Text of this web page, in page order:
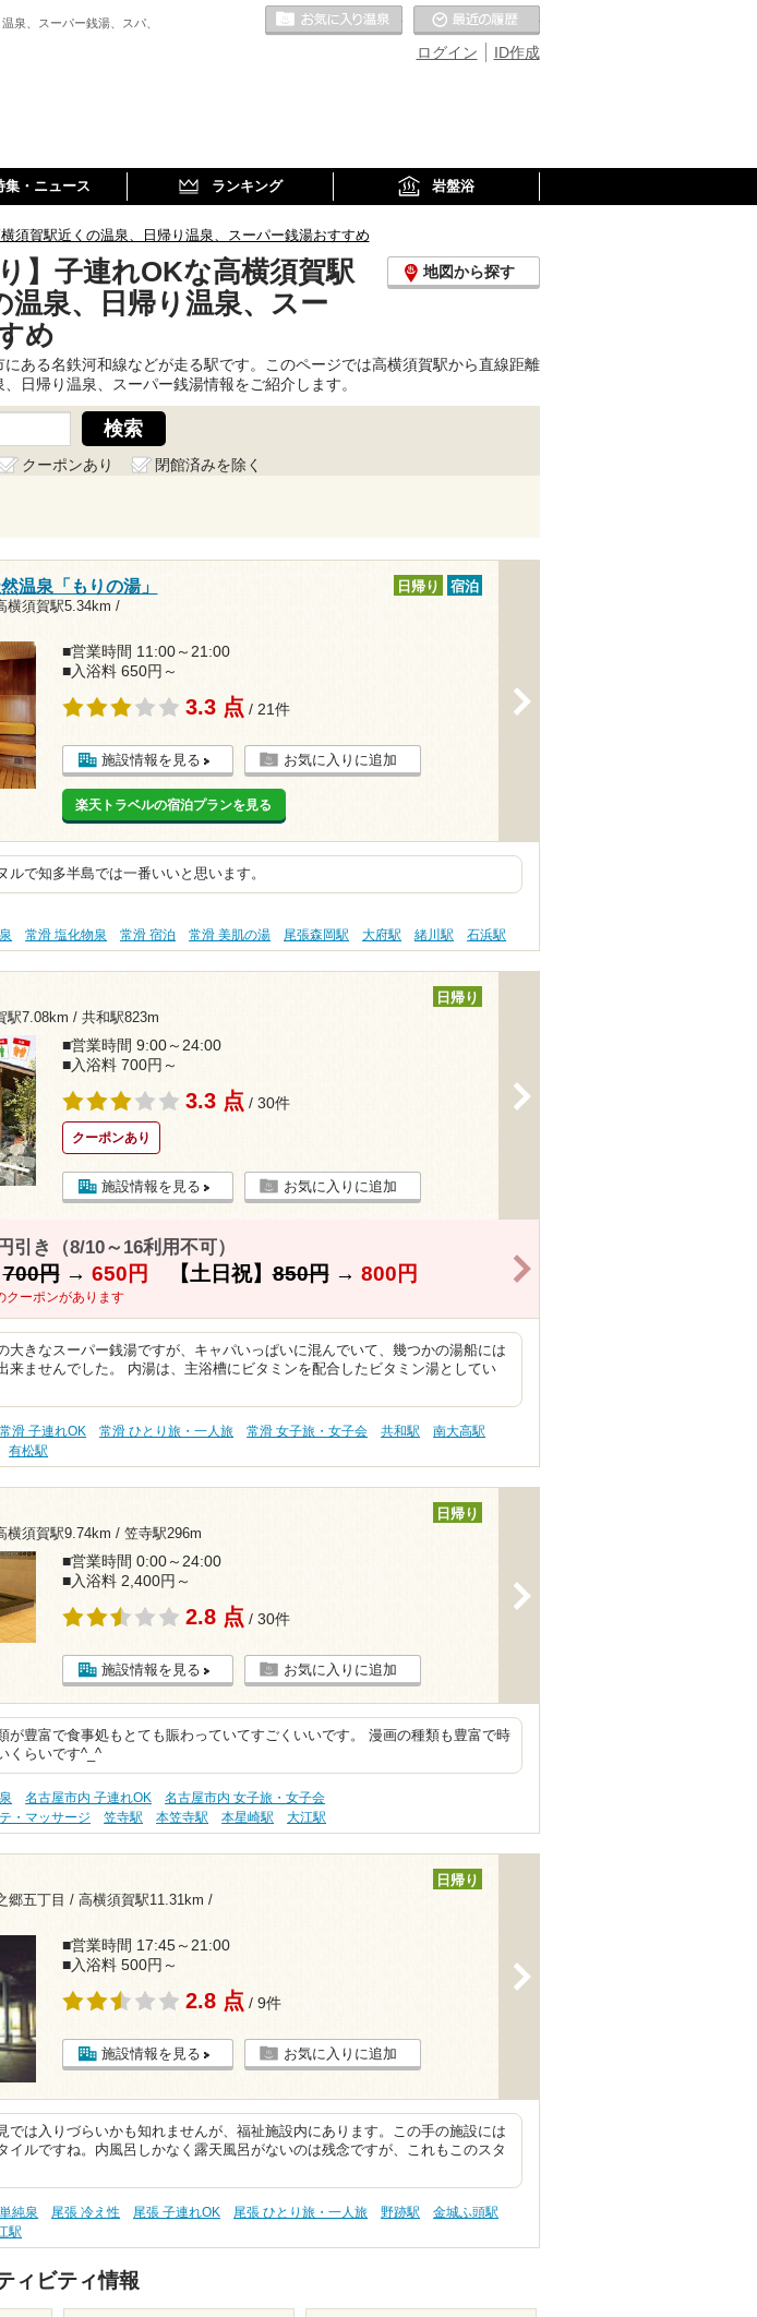
泉、スーパー銭湯、スパ、
ID作成
ログイン
お気に入りの温泉
集・ニュース ランキング 岩盤浴
須賀駅近くの温泉、日帰り温泉、スーパー銭湯おすすめ
】子連れOKな高横須賀駅
温泉、日帰り温泉、スー
め
地図から探す
ある名鉄河和線などが走る駅です。このページでは高横須賀駅から直線距離
日帰り温泉、スーパー銭湯情報をご紹介します。
クーポンあり
閉館済みを除く
温泉「もりの湯」
横須賀駅5.34km /
日帰り 宿泊
■営業時間 11:00～21:00
■入浴料 650円～
3.3 点 / 21件
施設情報を見る お気に入りに追加
楽天トラベルの宿泊プランを見る
ルで知多半島では一番いいと思います。
常滑 塩化物泉 常滑 宿泊 常滑 美肌の湯 尾張森岡駅 大府駅 緒川駅 石浜駅
駅7.08km / 共和駅823m
日帰り
■営業時間 9:00～24:00
■入浴料 700円～
3.3 点 / 30件
クーポンあり
施設情報を見る お気に入りに追加
引き（8/10～16利用不可）
700円→ 650円 【土日祝】850円→ 800円
クーポンがあります
大きなスーパー銭湯ですが、キャパいっぱいに混んでいて、幾つかの湯船には
来ませんでした。 内湯は、主浴槽にビタミンを配合したビタミン湯としてい
常滑 子連れOK 常滑 ひとり旅・一人旅 常滑 女子旅・女子会 共和駅
南大高駅
有松駅
横須賀駅9.74km / 笠寺駅296m
日帰り
■営業時間 0:00～24:00
■入浴料 2,400円～
2.8 点 / 30件
施設情報を見る お気に入りに追加
が豊富で食事処もとても賑わっていてすごくいいです。 漫画の種類も豊富で時
くらいです^_^
名古屋市内 子連れOK
名古屋市内 女子旅・女子会
・マッサージ
笠寺駅 本笠寺駅 本星崎駅 大江駅
郷五丁目 / 高横須賀駅11.31km /
日帰り
■営業時間 17:45～21:00
■入浴料 500円～
2.8 点 / 9件
施設情報を見る お気に入りに追加
では入りづらいかも知れませんが、福祉施設内にあります。この手の施設には
イルですね。内風呂しかなく露天風呂がないのは残念ですが、これもこのスタ
純泉 尾張 冷え性 尾張 子連れOK 尾張 ひとり旅・一人旅 野跡駅
金城ふ頭駅
駅
ィビティ情報